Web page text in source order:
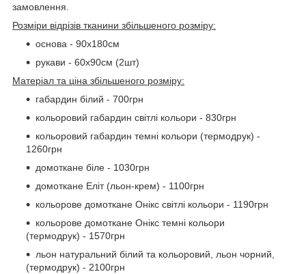
замовлення.
Розміри відрізів тканини збільшеного розміру:
основа - 90х180см
рукави - 60х90см (2шт)
Матеріал та ціна збільшеного розміру:
габардин білий - 700грн
кольоровий габардин світлі кольори - 830грн
кольоровий габардин темні кольори (термодрук) -
1260грн
домоткане біле - 1030грн
домоткане Еліт (льон-крем) - 1100грн
кольорове домоткане Онікс світлі кольори - 1190грн
кольорове домоткане Онікс темні кольори
(термодрук) - 1570грн
льон натуральний білий та кольоровий, льон чорний,
(термодрук) - 2100грн